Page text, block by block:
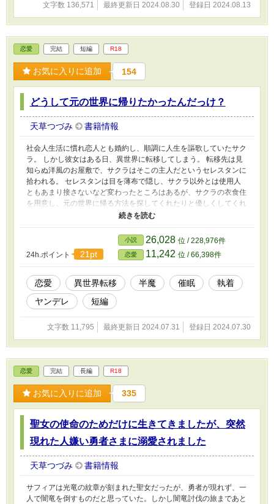
文字数 136,571 最終更新日 2024.08.30 登録日 2024.08.13
恋愛 完結 短編 R18
お気に入りに追加 154
どうして元の世界に帰りたかったんだっけ？
天草つづみ 書籍情報
社会人生活に慣れ恋人とも婚約し、順調に人生を謳歌していたサク
ラ。 しかし彼女はある日、異世界に転移してしまう。 転移先は見
知らぬ洋風のお屋敷で、サクラはそこの主人だというセレスタンに
拾われる。 セレスタンは目を薄布で隠し、サクラ以外とは使用人
ともあまり接さないなど変わったところはあるが、サクラの衣食住
を用意し、元の世界に帰る方法を探してくれたりと優しくしてくれ
る。 ある日、どうしてそんなに元の世界に帰りたいのかと聞かれ
たサクラは、婚約者がいることを話したのだが…… いつの間に
か、サクラとセレスタンのいちゃラブセックスライフが始まってい
た。 性描写のある話には※がつきます。
24h.ポイント
21pt
小説 26,028 位 / 228,976件
恋愛 11,242 位 / 66,398件
恋愛 異世界転移 半魔 催眠
執着
ヤンデレ
短編
文字数 11,795 最終更新日 2024.07.31 登録日 2024.07.30
恋愛 完結 長編 R18
お気に入りに追加 335
聖女の使命のためだけに生きてきましたが、突然
現れた人嫌い勇者さまに溺愛されました
天草つづみ 書籍情報
サフィアは光竜の紋章が刻まれた聖女だったが、勇者が現れず、一
人で闇竜を倒すものだと思っていた。しかし闇竜討伐の旅まであと